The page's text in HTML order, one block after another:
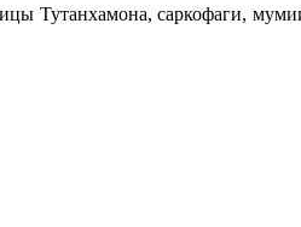
Тутанхамона, саркофаги,